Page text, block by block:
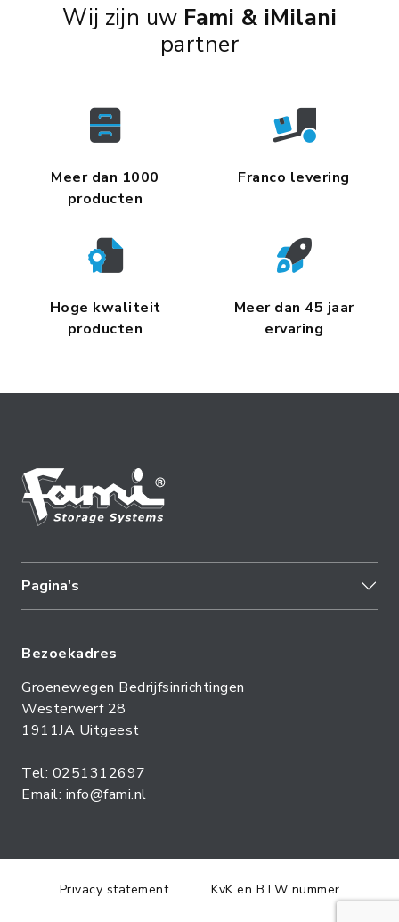
Wij zijn uw Fami & iMilani
partner
Meer dan 1000
producten
Franco levering
Hoge kwaliteit
producten
Meer dan 45 jaar
ervaring
Pagina's
Bezoekadres
Groenewegen Bedrijfsinrichtingen
Westerwerf 28
1911JA Uitgeest
Tel: 0251312697
Email: info@fami.nl
Privacy statement KvK en BTW nummer